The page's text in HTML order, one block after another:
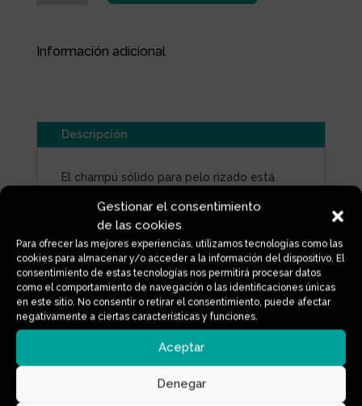
Gestionar el consentimiento
de las cookies
Para ofrecer las mejores experiencias, utilizamos tecnologías como las
cookies para almacenar y/o acceder a la información del dispositivo. El
consentimiento de estas tecnologías nos permitirá procesar datos
como el comportamiento de navegación o las identificaciones únicas
en este sitio. No consentir o retirar el consentimiento, puede afectar
negativamente a ciertas características y funciones.
Aceptar
Denegar
cantidad
Información adicional
Descripción
El champú sólido para pelo rizado está
fortalece y protege el cabello, y aceite de
almendra, que hidrata y da flexibilidad a los
rizos. Perfecto para lograr rizos suaves,
definidos y llenos de movimiento, este
champú cuida y revitaliza el cabello rizado
de forma natural.
65gr/Artesanal/Vegano/Sin SLS/Sin
SCI/Cero Plásticos.
Modo de uso: Frota la pastilla
directamente en el cabello mojado hasta